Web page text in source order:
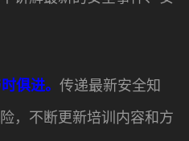
俱进。 传递最新安全知
，不断更新培训内容和方